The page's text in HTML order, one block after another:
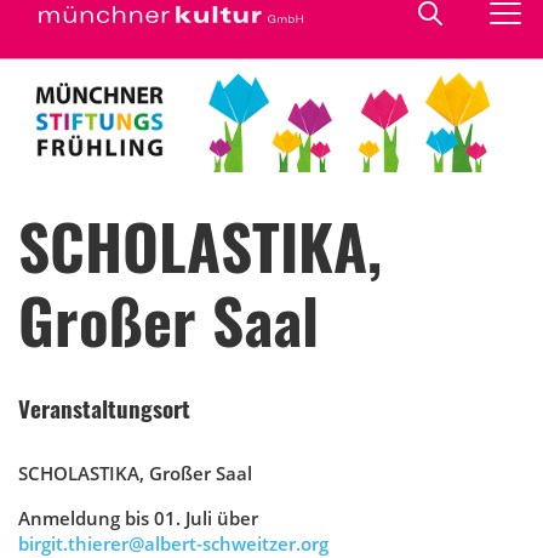
SCHOLASTIKA,
Großer Saal
Veranstaltungsort
SCHOLASTIKA, Großer Saal
Anmeldung bis 01. Juli über
birgit.thierer@albert-schweitzer.org